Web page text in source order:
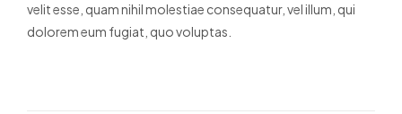
velit esse, quam nihil molestiae consequatur, vel illum, qui
dolorem eum fugiat, quo voluptas.